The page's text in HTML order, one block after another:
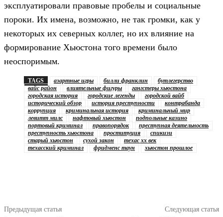
эксплуатировали правовые пробелы и социальные
пороки. Их имена, возможно, не так громки, как у
некоторых их северных коллег, но их влияние на
формирование Хьюстона того времени было
неоспоримым.
TAGS азартные игры билли франклин
бутлегерство
вайс район
влиятельные фигуры
гангстеры хьюстона
городская история
городские легенды
городской вайб
исторический обзор
история преступности
контрабанда
коррупция
криминальная история
криминальный мир
левитт милс
нафтовый хьюстон
подпольные казино
портовый криминал
правопорядок
преступная деятельность
преступность хьюстона
проституция
спикизи
старый хьюстон
сухой закон
техас xx век
техасский криминал
фридменс таун хьюстон прошлое
Предыдущая статья Следующая статья